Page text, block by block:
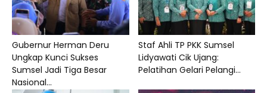
Gubernur Herman Deru
Ungkap Kunci Sukses
Sumsel Jadi Tiga Besar
Nasional...
Staf Ahli TP PKK Sumsel
Lidyawati Cik Ujang:
Pelatihan Gelari Pelangi...